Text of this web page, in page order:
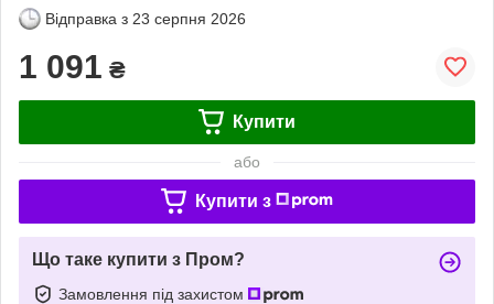
Відправка з 23 серпня 2026
1 091 ₴
Купити
або
Купити з
Що таке купити з Пром?
Замовлення під захистом